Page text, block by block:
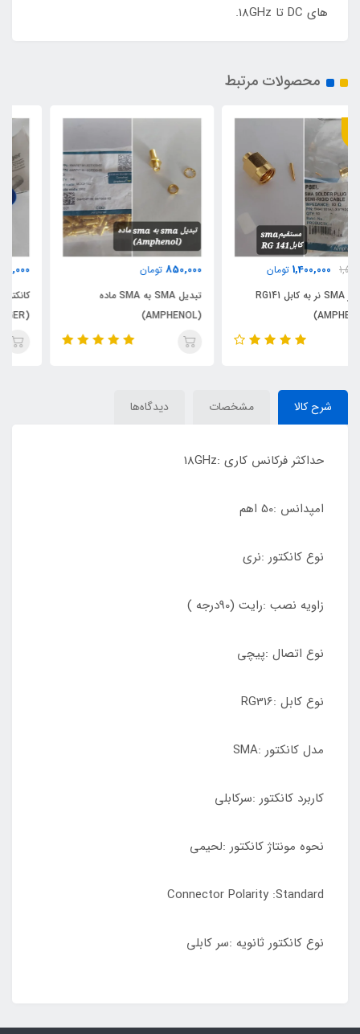
های DC تا 18GHz.
محصولات مرتبط
850,000 تومان
(AMPHENOL)
1,700,000
(ROSENBERGER)
شرح کالا مشخصات دیدگاه‌ها
حداکثر فرکانس کاری :18GHz
امپدانس :50 اهم
نوع کانکتور :نری
زاویه نصب :رایت (90درجه )
نوع اتصال :پیچی
نوع کابل :RG316
مدل کانکتور :SMA
کاربرد کانکتور :سرکابلی
نحوه مونتاژ کانکتور :لحیمی
Connector Polarity :Standard
نوع کانکتور ثانویه :سر کابلی